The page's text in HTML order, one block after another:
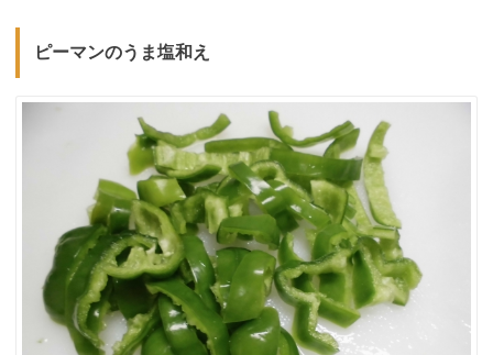
ピーマンのうま塩和え